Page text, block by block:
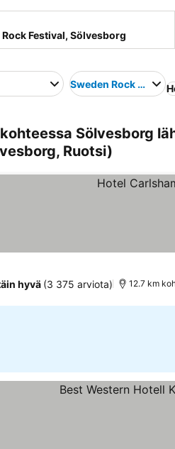
Sweden Rock Festival
Sölvesborg
Ruotsi)
hyvä (3 375 arviota) 12.7 km